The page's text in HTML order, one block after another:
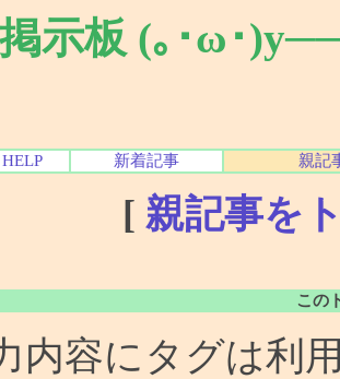
示板 (｡･ω･
HELP 新着記事 親記
[ 親記事を
この
内容にタグは利